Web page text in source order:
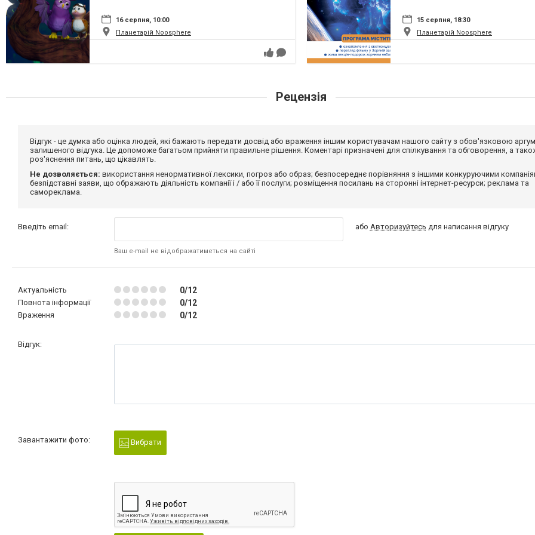
16 серпня, 10:00
Планетарій Noosphere
15 серпня, 18:30
Планетарій Noosphere
Рецензія
Відгук - це думка або оцінка людей, які бажають передати досвід або враження іншим користувачам нашого сайту з обов'язковою
залишеного відгука. Це допоможе багатьом прийняти правильне рішення. Коментарі призначені для спілкування та обговорення, а
роз'яснення питань, що цікавлять.
Не дозволяється: використання ненормативної лексики, погроз або образ; безпосереднє порівняння з іншими конкуруючими
безпідставні заяви, що ображають діяльність компанії і / або її послуги; розміщення посилань на сторонні інтернет-ресурси; реклама та
самореклама.
Введіть email:
Ваш e-mail не відображатиметься на сайті
або Авторизуйтесь для написання відгуку
Актуальність 0/12
Повнота інформації 0/12
Враження 0/12
Відгук:
Завантажити фото: Вибрати